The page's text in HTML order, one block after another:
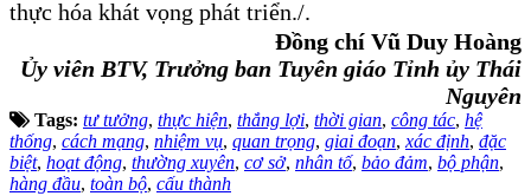
thực hóa khát vọng phát triển./.
Đồng chí Vũ Duy Hoàng
Ủy viên BTV, Trưởng ban Tuyên giáo Tỉnh ủy Thái
Nguyên
Tags: tư tưởng, thực hiện, thắng lợi, thời gian, công tác, hệ
thống, cách mạng, nhiệm vụ, quan trọng, giai đoạn,xác định, đặc
biệt, hoạt động, thường xuyên, cơ sở, nhân tố, bảo đảm, bộ phận,
hàng đầu, toàn bộ, cấu thành